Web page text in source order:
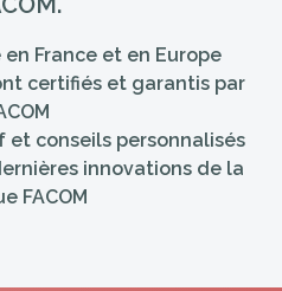
France et en Europe
certifiés et garantis par
conseils personnalisés
innovations de la
FACOM